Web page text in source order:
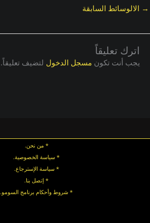
→ الالوسائط السابقة
اترك تعليقاً
يجب أنت تكون مسجل الدخول لتضيف تعليقاً.
* من نحن.
* سياسة الخصوصية.
*سياسة الإسترجاع.
* إتصل بنا.
* شروط وأحكام برنامج السومو.